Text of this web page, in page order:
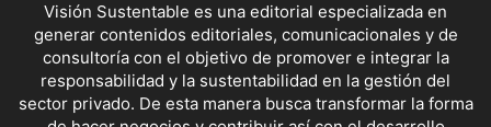
Visión Sustentable es una editorial especializada en
generar contenidos editoriales, comunicacionales y de
consultoría con el objetivo de promover e integrar la
responsabilidad y la sustentabilidad en la gestión del
sector privado. De esta manera busca transformar la forma